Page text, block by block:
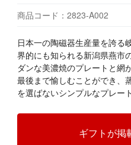
商品コード：2823-A002
日本一の陶磁器生産量を誇る
界的にも知られる新潟県燕市
ダンな美濃焼のプレートと網
最後まで愉しむことができ、
を選ばないシンプルなプレー
ギフトが掲